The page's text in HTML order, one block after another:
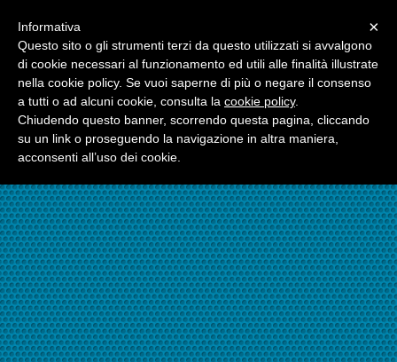
☎324.7403485
×
Informativa
Questo sito o gli strumenti terzi da questo utilizzati si avvalgono
di cookie necessari al funzionamento ed utili alle finalità illustrate
nella cookie policy. Se vuoi saperne di più o negare il consenso
a tutti o ad alcuni cookie, consulta la cookie policy.
Chiudendo questo banner, scorrendo questa pagina, cliccando
su un link o proseguendo la navigazione in altra maniera,
acconsenti all’uso dei cookie.